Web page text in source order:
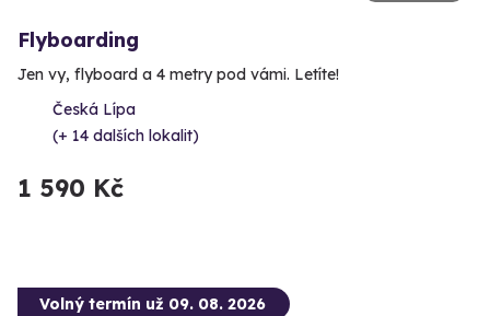
Flyboarding
Jen vy, flyboard a 4 metry pod vámi. Letíte!
Česká Lípa
(+ 14 dalších lokalit)
1 590 Kč
Volný termín už 09. 08. 2026